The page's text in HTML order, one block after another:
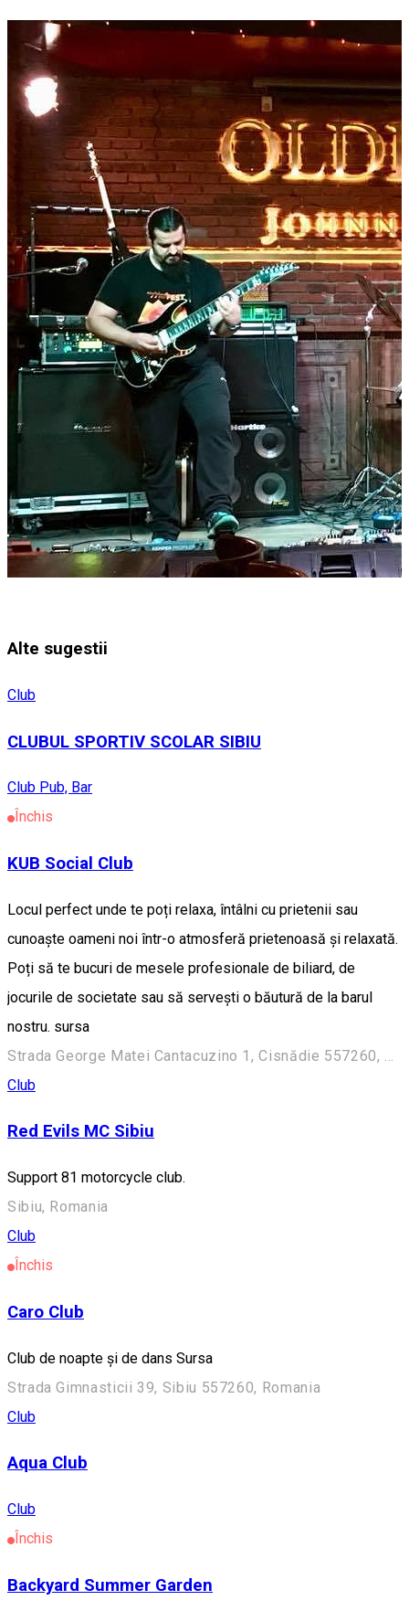
Alte sugestii
Club
CLUBUL SPORTIV SCOLAR SIBIU
Club Pub, Bar
Închis
KUB Social Club
Locul perfect unde te poți relaxa, întâlni cu prietenii sau
cunoaște oameni noi într-o atmosferă prietenoasă și relaxată.
Poți să te bucuri de mesele profesionale de biliard, de
jocurile de societate sau să servești o băutură de la barul
nostru. sursa
Club
Red Evils MC Sibiu
Support 81 motorcycle club.
Sibiu, Romania
Club
Închis
Caro Club
Club de noapte şi de dans Sursa
Strada Gimnasticii 39, Sibiu 557260, Romania
Club
Aqua Club
Club
Închis
Backyard Summer Garden